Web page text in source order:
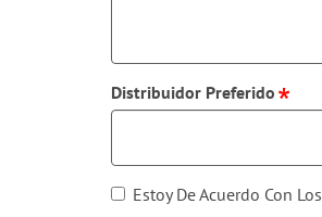
Distribuidor Preferido
Estoy De Acuerdo Con Los